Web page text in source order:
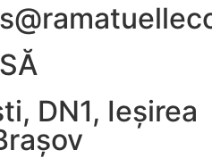
DN1, Ieșirea